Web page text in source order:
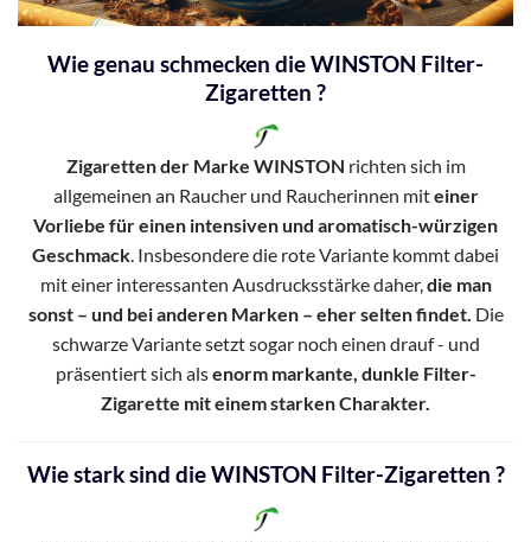
Wie genau schmecken die WINSTON Filter-
Zigaretten ?
Zigaretten der Marke WINSTON richten sich im
allgemeinen an Raucher und Raucherinnen miteiner
Vorliebe für einen intensiven und aromatisch-würzigen
Geschmack . Insbesondere die rote Variante kommt dabei
mit einer interessanten Ausdrucksstärke daher, die man
sonst – und bei anderen Marken – eher selten findet. Die
schwarze Variante setzt sogar noch einen drauf - und
präsentiert sich alsenorm markante, dunkle Filter-
Zigarette mit einem starken Charakter.
Wie stark sind die WINSTON Filter-Zigaretten ?